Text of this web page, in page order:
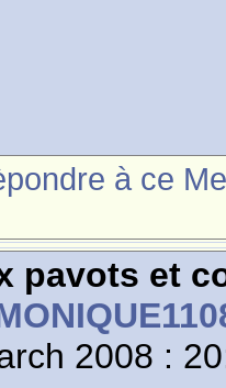
à ce
pavots et
2008 :